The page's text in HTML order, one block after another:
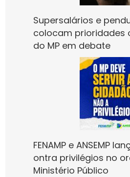
Supersalários e
colocam prioridades
do MP em debate
FENAMP e ANSEMP
ontra privilégios no
Ministério Público